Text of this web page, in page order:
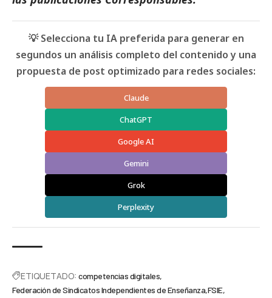
💡 Selecciona tu IA preferida para generar en
segundos un análisis completo del contenido y una
propuesta de post optimizado para redes sociales:
Claude
ChatGPT
Google AI
Gemini
Grok
Perplexity
ETIQUETADO: competencias digitales
Federación de Sindicatos Independientes de Enseñanza FSIE